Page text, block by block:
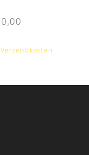
Verzendkosten